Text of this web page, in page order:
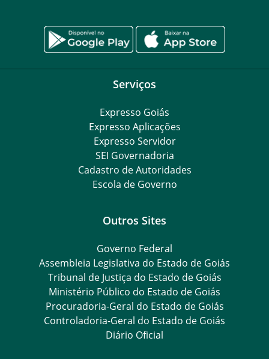
Serviços
Expresso Goiás
Expresso Aplicações
Expresso Servidor
SEI Governadoria
Cadastro de Autoridades
Escola de Governo
Outros Sites
Governo Federal
Assembleia Legislativa do Estado de Goiás
Tribunal de Justiça do Estado de Goiás
Ministério Público do Estado de Goiás
Procuradoria-Geral do Estado de Goiás
Controladoria-Geral do Estado de Goiás
Diário Oficial